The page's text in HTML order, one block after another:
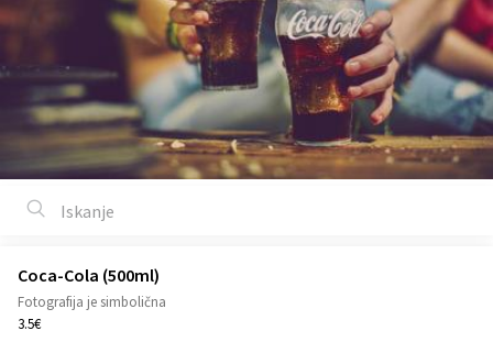
Coca-Cola (500ml)
Fotografija je simbolična
3.5€